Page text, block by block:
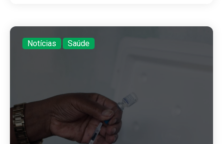
Notícias Saúde